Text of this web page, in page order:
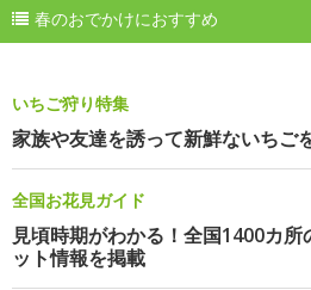
春のおでかけにおすすめ
いちご狩り特集
家族や友達を誘って新鮮ないちご
全国お花見ガイド
見頃時期がわかる！全国1400カ
ット情報を掲載